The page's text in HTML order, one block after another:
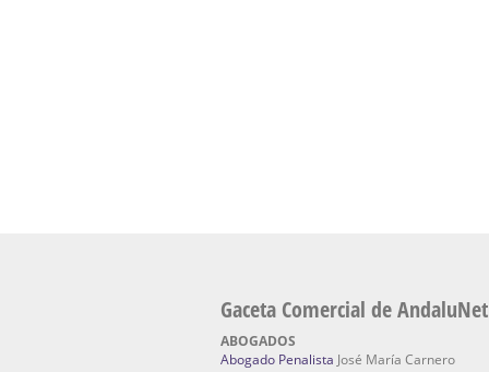
Gaceta Comercial de AndaluNet
ABOGADOS
Abogado Penalista José María Carnero